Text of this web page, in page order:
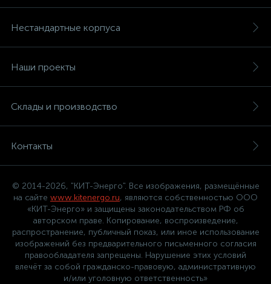
Нестандартные корпуса
Наши проекты
Склады и производство
Контакты
© 2014-2026, "КИТ-Энерго". Все изображения, размещённые
на сайте www.kitenergo.ru, являются собственностью ООО
«КИТ-Энерго» и защищены законодательством РФ об
авторском праве. Копирование, воспроизведение,
распространение, публичный показ, или иное использование
изображений без предварительного письменного согласия
правообладателя запрещены. Нарушение этих условий
влечёт за собой гражданско-правовую, административную
и/или уголовную ответственность»